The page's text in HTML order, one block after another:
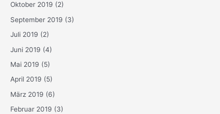
Oktober 2019 (2)
September 2019 (3)
Juli 2019 (2)
Juni 2019 (4)
Mai 2019 (5)
April 2019 (5)
März 2019 (6)
Februar 2019 (3)